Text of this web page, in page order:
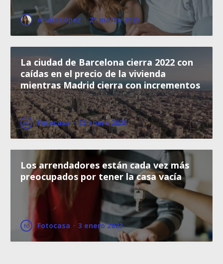
Anaïs López · 21 marzo 2025
La ciudad de Barcelona cierra 2022 con
caídas en el precio de la vivienda
mientras Madrid cierra con incrementos
Fotocasa · 23 enero 2023
Los arrendadores están cada vez más
preocupados por tener la casa vacía
Fotocasa · 3 enero 2023